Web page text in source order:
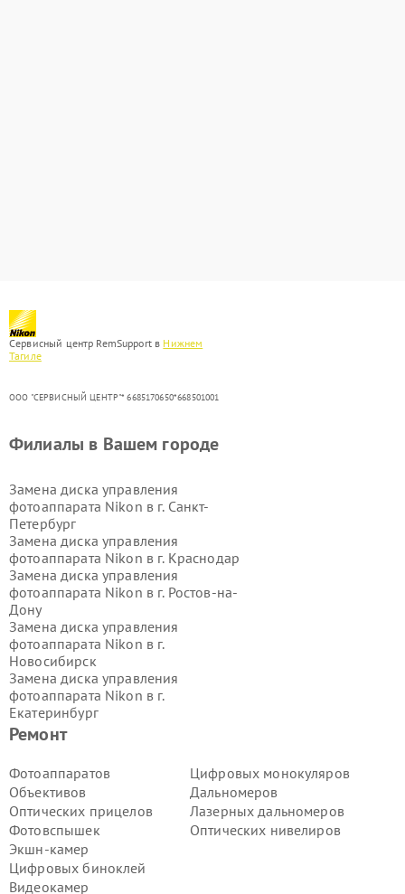
Сервисный центр RemSupport в Нижнем
Тагиле
ООО "СЕРВИСНЫЙ ЦЕНТР"* 6685170650*668501001
Ремонт
Фотоаппаратов
Объективов
Оптических прицелов
Фотовспышек
Экшн-камер
Цифровых биноклей
Видеокамер
Цифровых монокуляров
Дальномеров
Лазерных дальномеров
Оптических нивелиров
Филиалы в Вашем городе
Замена диска управления
фотоаппарата Nikon в г. Санкт-
Петербург
Замена диска управления
фотоаппарата Nikon в г. Краснодар
Замена диска управления
фотоаппарата Nikon в г. Ростов-на-
Дону
Замена диска управления
фотоаппарата Nikon в г.
Новосибирск
Замена диска управления
фотоаппарата Nikon в г.
Екатеринбург
Замена диска управления
Замена диска управления
фотоаппарата Nikon в г.
Воронеж
Замена диска управления
фотоаппарата Nikon в г.
Волгоград
Замена диска управления
фотоаппарата Nikon в г.
Замена диска управления
фотоаппарата Nikon в г.